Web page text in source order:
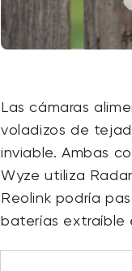
Las cámaras
voladizos de
inviable. Ambas
Wyze utiliza
Reolink podría
baterías extraíble